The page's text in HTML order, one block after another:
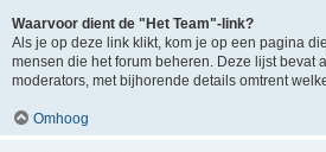
Waarvoor dient de "Het Team"-link?
Als je op deze link klikt, kom je op een pagina
mensen die het forum beheren. Deze lijst bevat
moderators, met bijhorende details omtrent
Omhoog